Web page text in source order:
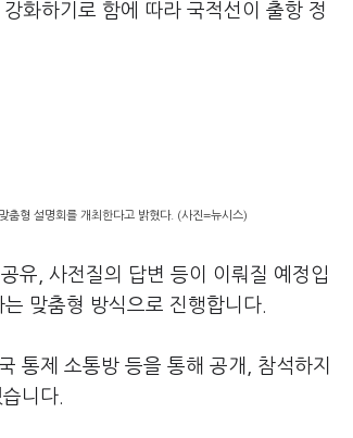
화하기로 함에 따라 국적선이 출항 정
춤형 설명회를 개최한다고 밝혔다. (사진=뉴시스)
유, 사전질의 답변 등이 이뤄질 예정입
맞춤형 방식으로 진행합니다.
통제 소통방 등을 통해 공개, 참석하지
니다.